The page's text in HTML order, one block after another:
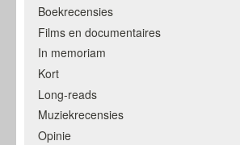
Boekrecensies
Films en documentaires
In memoriam
Kort
Long-reads
Muziekrecensies
Opinie